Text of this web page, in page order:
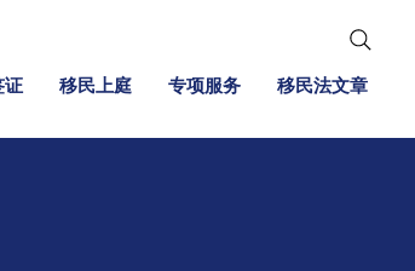
证 移民上庭 专项服务 移民法文章